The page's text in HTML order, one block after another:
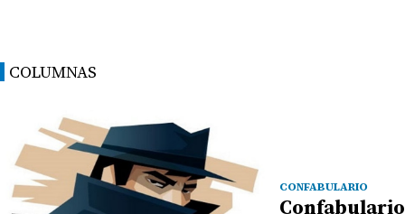
COLUMNAS
CONFABULARIO
Confabulario